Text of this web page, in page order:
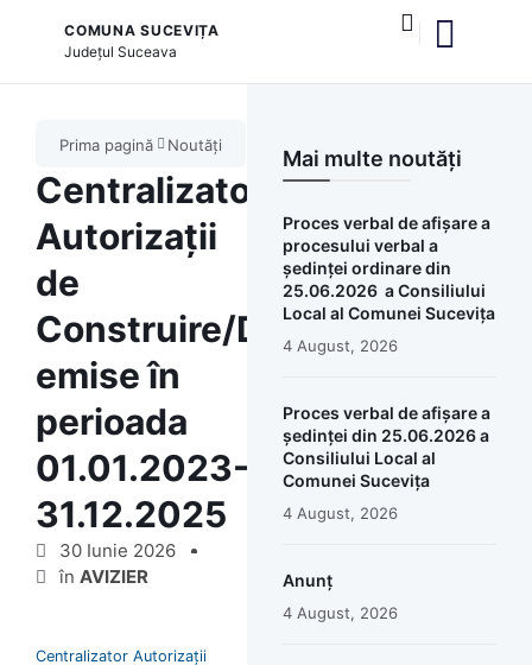
COMUNA SUCEVIȚA
JudețulSuceava
Prima pagină Noutăți
Centralizator
Autorizații
de
Construire/Desfințare
emise în
perioada
01.01.2023-
31.12.2025
30 Iunie 2026
în AVIZIER
Centralizator Autorizații
Mai multe noutăți
Proces verbal de afișare a
procesului verbal a
ședinței ordinare din
25.06.2026 a Consiliului
Local al Comunei Sucevița
4 August, 2026
Proces verbal de afișare a
ședinței din 25.06.2026 a
Consiliului Local al
Comunei Sucevița
4 August, 2026
Anunț
4 August, 2026